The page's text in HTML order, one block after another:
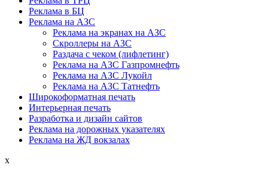
Реклама в БЦ
Реклама на АЗС
Реклама на экранах на АЗС
Скроллеры на АЗС
Раздача с чеком (лифлетинг)
Реклама на АЗС Газпромнефть
Реклама на АЗС Лукойл
Реклама на АЗС Татнефть
Широкоформатная печать
Интерьерная печать
Разработка и дизайн сайтов
Реклама на дорожных указателях
Реклама на ЖД вокзалах
x